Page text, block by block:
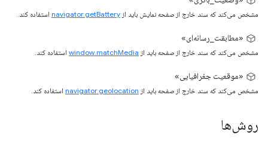
مشخص می‌کند که سند خارج از صفحه نمایش باید از navigator.getBattery استفاده کند.
«مطابقت_رسانه‌ای»
مشخص می‌کند که سند خارج از صفحه باید از window.matchMedia استفاده کند.
«موقعیت جغرافیایی»
مشخص می‌کند که سند خارج از صفحه باید از navigator.geolocation استفاده کند.
روش‌ها